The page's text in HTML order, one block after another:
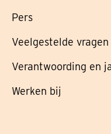
Pers
Veelgestelde vragen
Verantwoording en
Werken bij